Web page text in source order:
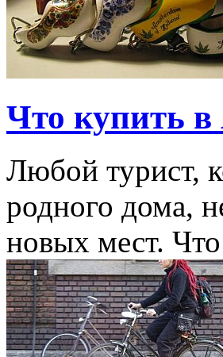
Что купить в
Любой турист,
родного дома,
новых мест.